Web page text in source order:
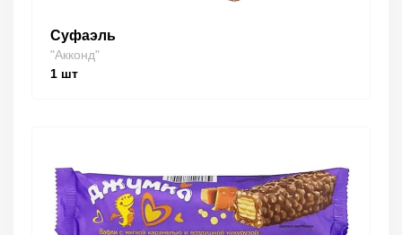
Суфаэль
"Акконд"
1 шт